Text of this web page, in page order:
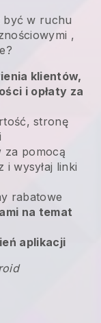
być w ruchu
,
klientów,
i opłaty za
stronę
za pomocą
wysyłaj linki
rabatowe
na temat
aplikacji